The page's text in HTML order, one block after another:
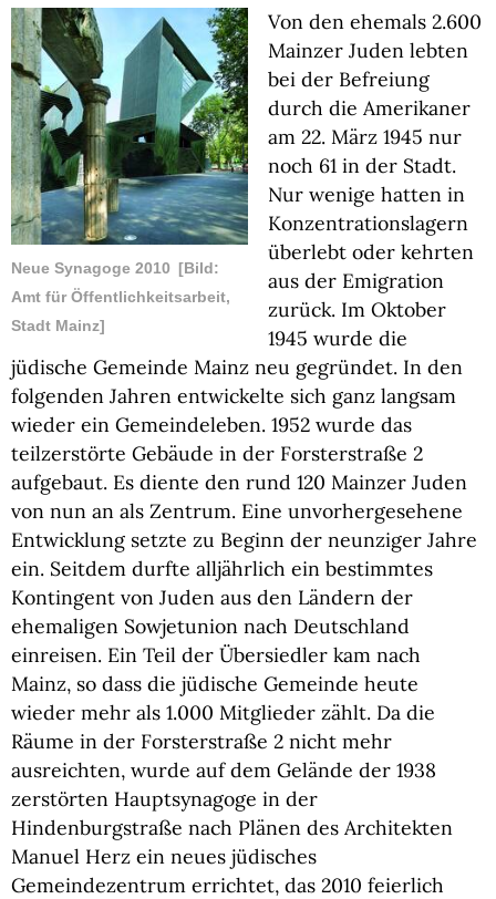
Neue Synagoge 2010 [Bild:
Amt für Öffentlichkeitsarbeit,
Stadt Mainz]
Von den ehemals 2.600
Mainzer Juden lebten
bei der Befreiung
durch die Amerikaner
am 22. März 1945 nur
noch 61 in der Stadt.
Nur wenige hatten in
Konzentrationslagern
überlebt oder kehrten
aus der Emigration
zurück. Im Oktober
1945 wurde die
jüdische Gemeinde Mainz neu gegründet. In den
folgenden Jahren entwickelte sich ganz langsam
wieder ein Gemeindeleben. 1952 wurde das
teilzerstörte Gebäude in der Forsterstraße 2
aufgebaut. Es diente den rund 120 Mainzer Juden
von nun an als Zentrum. Eine unvorhergesehene
Entwicklung setzte zu Beginn der neunziger Jahre
ein. Seitdem durfte alljährlich ein bestimmtes
Kontingent von Juden aus den Ländern der
ehemaligen Sowjetunion nach Deutschland
einreisen. Ein Teil der Übersiedler kam nach
Mainz, so dass die jüdische Gemeinde heute
wieder mehr als 1.000 Mitglieder zählt. Da die
Räume in der Forsterstraße 2 nicht mehr
ausreichten, wurde auf dem Gelände der 1938
zerstörten Hauptsynagoge in der
Hindenburgstraße nach Plänen des Architekten
Manuel Herz ein neues jüdisches
Gemeindezentrum errichtet, das 2010 feierlich